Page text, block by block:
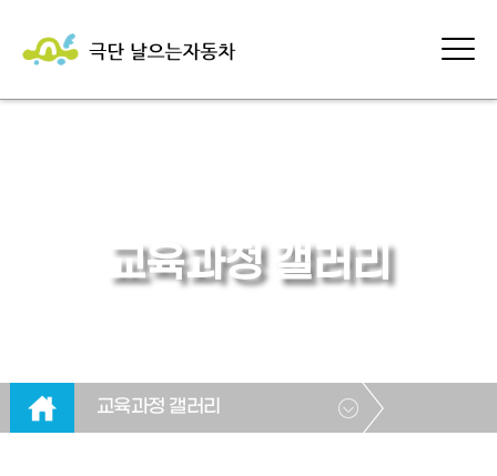
교육과정 갤러리
교육과정 갤러리